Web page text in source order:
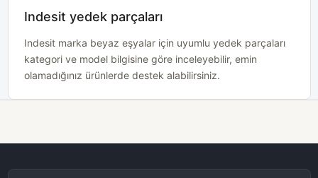
Indesit yedek parçaları
Indesit marka beyaz eşyalar için uyumlu yedek parçaları
kategori ve model bilgisine göre inceleyebilir, emin
olamadığınız ürünlerde destek alabilirsiniz.